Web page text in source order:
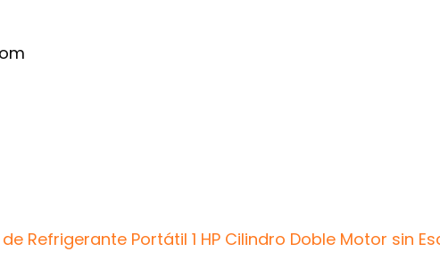
Refrigerante Portátil 1 HP Cilindro Doble Motor sin